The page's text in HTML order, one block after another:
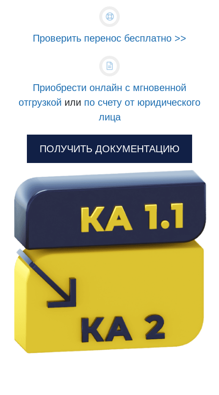
Проверить перенос бесплатно >>
Приобрести онлайн с мгновенной
отгрузкой или по счету от юридического
лица
ПОЛУЧИТЬ ДОКУМЕНТАЦИЮ